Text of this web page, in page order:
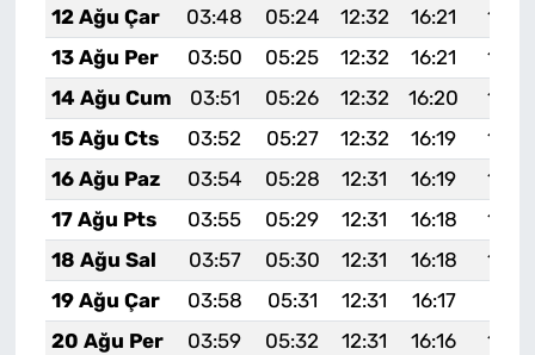
12 Ağu Çar
03:48 05:24 12:32 16:21
13 Ağu Per
03:50 05:25 12:32 16:21
14 Ağu Cum
03:51 05:26 12:32 16:20
15 Ağu Cts
03:52 05:27 12:32 16:19
16 Ağu Paz
03:54 05:28 12:31 16:19
17 Ağu Pts
03:55 05:29 12:31 16:18
18 Ağu Sal
03:57 05:30 12:31 16:18
19 Ağu Çar
03:58 05:31 12:31 16:17
20 Ağu Per
03:59 05:32 12:31 16:16